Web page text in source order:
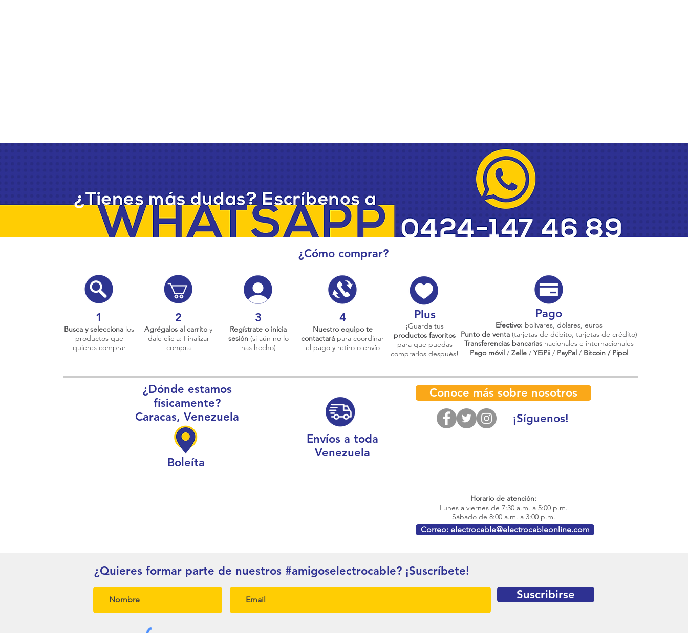
¿Cómo comprar?
1
Busca y selecciona los
productos que
quieres comprar
2
Agrégalos al carrito y
dale clic a: Finalizar
compra
3
Regístrate o inicia
sesión(si aún no lo
has hecho)
4
Nuestro equipo te
contactará para coordinar
el pago y retiro o envío
Plus
¡Guarda tus
productos favoritos
para que puedas
comprarlos después!
Pago
Efectivo: bolívares, dólares, euros
Punto de venta (tarjetas de débito, tarjetas de crédito)
Transferencias bancariasnacionales e internacionales
Pago móvil/ Zelle/ YEiPii/ PayPal / Bitcoin / Pipol
¿Dónde estamos
físicamente?
Caracas, Venezuela
Boleíta
Envíos a toda
Venezuela
Conoce más sobre nosotros
¡Síguenos!
Horario de atención:
Lunes a viernes de 7:30 a.m. a 5:00 p.m.
Sábado de 8:00 a.m. a 3:00 p.m.
Correo: electrocable@electrocableonline.com
¿Quieres formar parte de nuestros #amigoselectrocable? ¡Suscríbete!
Suscribirse